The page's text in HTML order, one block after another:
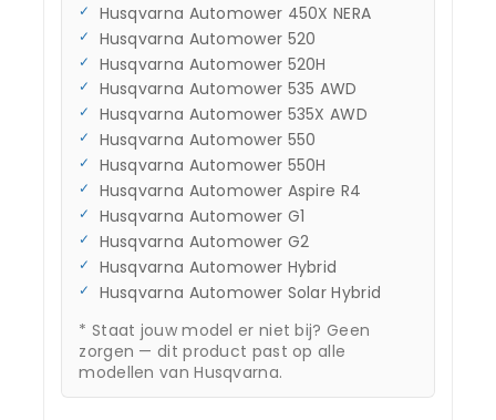
Husqvarna Automower 450X NERA
Husqvarna Automower 520
Husqvarna Automower 520H
Husqvarna Automower 535 AWD
Husqvarna Automower 535X AWD
Husqvarna Automower 550
Husqvarna Automower 550H
Husqvarna Automower Aspire R4
Husqvarna Automower G1
Husqvarna Automower G2
Husqvarna Automower Hybrid
Husqvarna Automower Solar Hybrid
* Staat jouw model er niet bij? Geen
zorgen — dit product past op alle
modellen van Husqvarna.